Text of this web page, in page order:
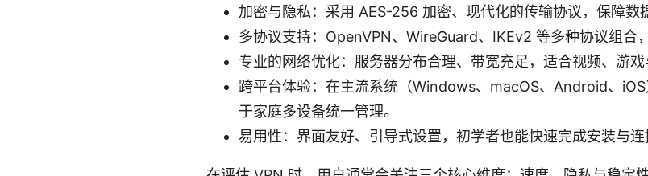
加密与隐私：采用 AES-256 加密、现代化的传输协议，保障数
多协议支持：OpenVPN、WireGuard、IKEv2 等多种协议组合
专业的网络优化：服务器分布合理、带宽充足，适合视频、游戏
跨平台体验：在主流系统（Windows、macOS、Android、
于家庭多设备统一管理。
易用性：界面友好、引导式设置，初学者也能快速完成安装与连